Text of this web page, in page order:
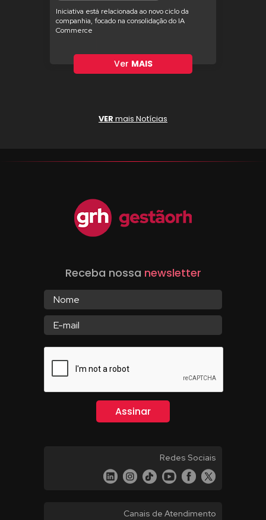
Iniciativa está relacionada ao novo ciclo da
companhia, focado na consolidação do IA
Commerce
Ver MAIS
VER mais Notícias
Receba nossa newsletter
Redes Sociais
Canais de Atendimento